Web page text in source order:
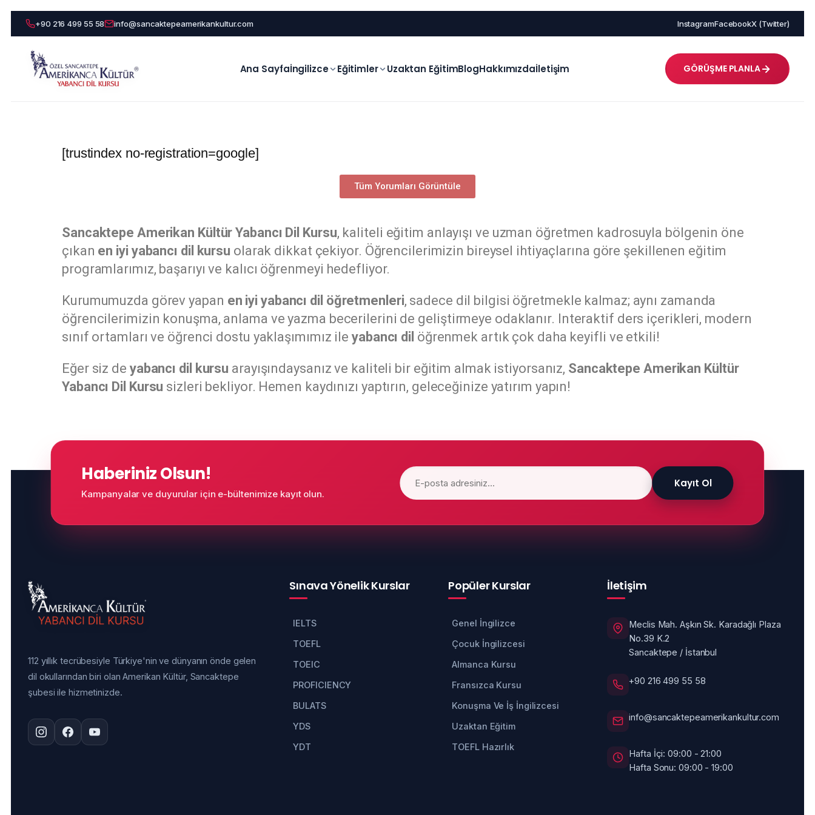
+90 216 499 55 58 info@sancaktepeamerikankultur.com InstagramFacebookX (Twitter)
Ana Sayfaİngilizce Eğitimler Uzaktan EğitimBlogHakkımızdaİletişim GÖRÜŞME PLANLA
[trustindex no-registration=google]
Tüm Yorumları Görüntüle
Sancaktepe Amerikan Kültür Yabancı Dil Kursu, kaliteli eğitim anlayışı ve uzman öğretmen kadrosuyla bölgenin öne
çıkan en iyi yabancı dil kursu olarak dikkat çekiyor. Öğrencilerimizin bireysel ihtiyaçlarına göre şekillenen eğitim
programlarımız, başarıyı ve kalıcı öğrenmeyi hedefliyor.
Kurumumuzda görev yapan en iyi yabancı dil öğretmenleri, sadece dil bilgisi öğretmekle kalmaz; aynı zamanda
öğrencilerimizin konuşma, anlama ve yazma becerilerini de geliştirmeye odaklanır. Interaktif ders içerikleri, modern
sınıf ortamları ve öğrenci dostu yaklaşımımız ile yabancı dil öğrenmek artık çok daha keyifli ve etkili!
Eğer siz de yabancı dil kursu arayışındaysanız ve kaliteli bir eğitim almak istiyorsanız, Sancaktepe Amerikan Kültür
Yabancı Dil Kursu sizleri bekliyor. Hemen kaydınızı yaptırın, geleceğinize yatırım yapın!
Haberiniz Olsun!
Kampanyalar ve duyurular için e-bültenimize kayıt olun.
Kayıt Ol
112 yıllık tecrübesiyle Türkiye'nin ve dünyanın önde gelen
dil okullarından biri olan Amerikan Kültür, Sancaktepe
şubesi ile hizmetinizde.
Sınava Yönelik Kurslar
IELTS
TOEFL
TOEIC
PROFICIENCY
BULATS
YDS
YDT
Popüler Kurslar
Genel İngilizce
Çocuk İngilizcesi
Almanca Kursu
Fransızca Kursu
Konuşma Ve İş İngilizcesi
Uzaktan Eğitim
TOEFL Hazırlık
İletişim
Meclis Mah. Aşkın Sk. Karadağlı Plaza
No.39 K.2
Sancaktepe / İstanbul
+90 216 499 55 58
info@sancaktepeamerikankultur.com
Hafta İçi: 09:00 - 21:00
Hafta Sonu: 09:00 - 19:00